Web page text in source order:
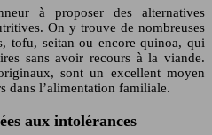
à proposer des alternatives
On y trouve de nombreuses
tofu, seitan ou encore quinoa, qui
sans avoir recours à la viande.
sont un excellent moyen
dans l’alimentation familiale.
aux intolérances